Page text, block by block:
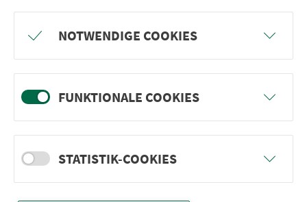
Mach mit und gewinne einen von 1.000
Team-Plätzen für eine Abenteuer-Rallye!
weiter
NOTWENDIGE COOKIES
FUNKTIONALE COOKIES
STATISTIK-COOKIES